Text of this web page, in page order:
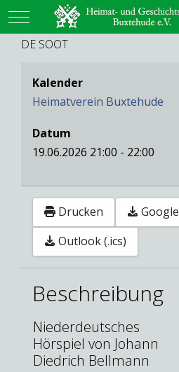
Mobile Menu Toggle
DE SOOT
Kalender
Heimatverein Buxtehude
Datum
19.06.2026 21:00 - 22:00
Drucken
Google
Outlook (.ics)
Beschreibung
Niederdeutsches
Hörspiel von Johann
Diedrich Bellmann